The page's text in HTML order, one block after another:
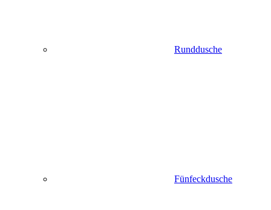
Runddusche
Fünfeckdusche